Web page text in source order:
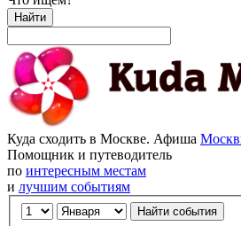
Найти
Куда сходить в Москве. Афиша
Помощник и путеводитель
по интересным местам
и лучшим событиям